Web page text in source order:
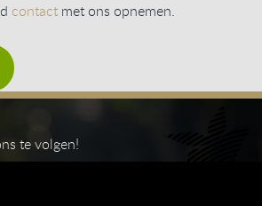
contact met ons opnemen.
te volgen!